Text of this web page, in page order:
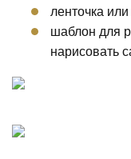
ленточка
шаблон для
нарисовать